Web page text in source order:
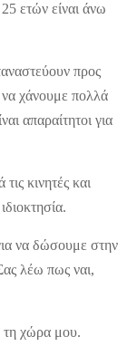
ετών είναι άνω
προς
χάνουμε πολλά
απαραίτητοι για
κινητές και
να δώσουμε στην
λέω πως ναι,
τη χώρα μου.